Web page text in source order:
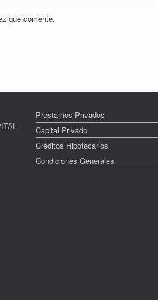
que comente.
Prestamos Privados
Capital Privado
Créditos Hipotecarios
Condiciones Generales